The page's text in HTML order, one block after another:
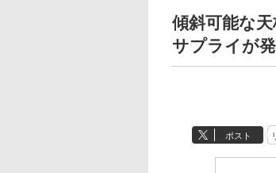
傾斜可能な
サプライが
ポスト